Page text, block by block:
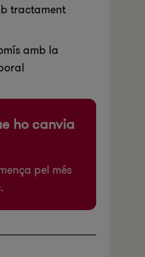
tractament
amb la
ho canvia
pel més